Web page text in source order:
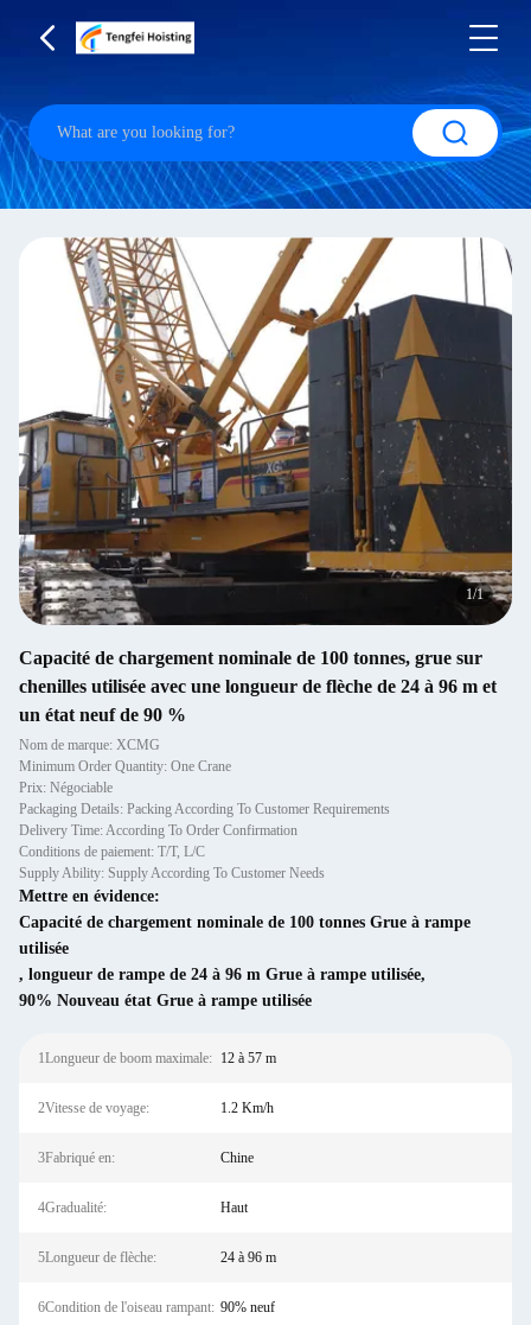
1/1
Capacité de chargement nominale de 100 tonnes, grue sur
chenilles utilisée avec une longueur de flèche de 24 à 96 m et
un état neuf de 90 %
Nom de marque: XCMG
Minimum Order Quantity: One Crane
Prix: Négociable
Packaging Details: Packing According To Customer Requirements
Delivery Time: According To Order Confirmation
Conditions de paiement: T/T, L/C
Supply Ability: Supply According To Customer Needs
Mettre en évidence:
Capacité de chargement nominale de 100 tonnes Grue à rampe
utilisée
, longueur de rampe de 24 à 96 m Grue à rampe utilisée,
90% Nouveau état Grue à rampe utilisée
1Longueur de boom maximale: 12 à 57 m
2Vitesse de voyage: 1.2 Km/h
3Fabriqué en: Chine
4Gradualité: Haut
5Longueur de flèche: 24 à 96 m
6Condition de l'oiseau rampant: 90% neuf